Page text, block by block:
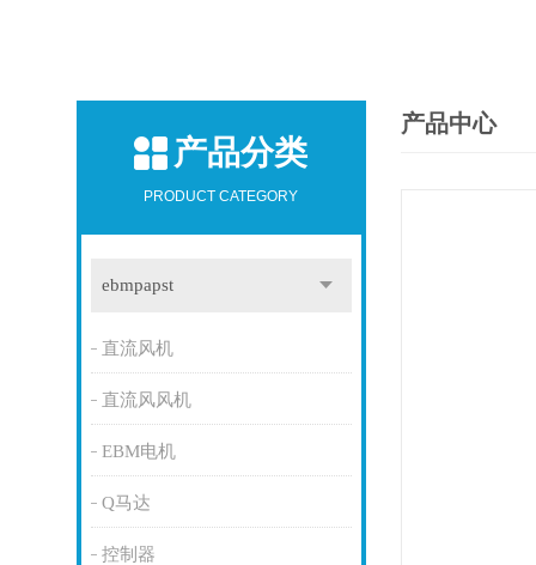
产品分类
PRODUCT CATEGORY
ebmpapst
直流风机
直流风风机
EBM电机
Q马达
控制器
产品中心